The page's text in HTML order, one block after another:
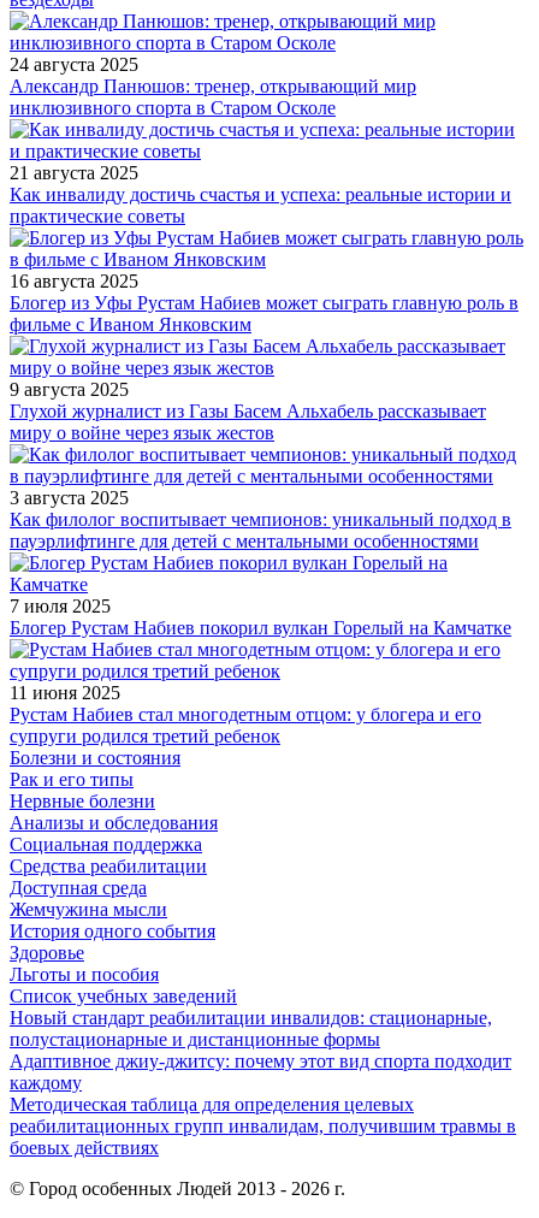
24 августа 2025
Александр Панюшов: тренер, открывающий мир
инклюзивного спорта в Старом Осколе
21 августа 2025
Как инвалиду достичь счастья и успеха: реальные истории и
практические советы
16 августа 2025
Блогер из Уфы Рустам Набиев может сыграть главную роль в
фильме с Иваном Янковским
9 августа 2025
Глухой журналист из Газы Басем Альхабель рассказывает
миру о войне через язык жестов
3 августа 2025
Как филолог воспитывает чемпионов: уникальный подход в
пауэрлифтинге для детей с ментальными особенностями
7 июля 2025
Блогер Рустам Набиев покорил вулкан Горелый на Камчатке
11 июня 2025
Рустам Набиев стал многодетным отцом: у блогера и его
супруги родился третий ребенок
Болезни и состояния
Рак и его типы
Нервные болезни
Анализы и обследования
Социальная поддержка
Средства реабилитации
Доступная среда
Жемчужина мысли
История одного события
Здоровье
Льготы и пособия
Список учебных заведений
Новый стандарт реабилитации инвалидов: стационарные,
полустационарные и дистанционные формы
Адаптивное джиу-джитсу: почему этот вид спорта подходит
каждому
Методическая таблица для определения целевых
реабилитационных групп инвалидам, получившим травмы в
боевых действиях
© Город особенных Людей 2013 - 2026 г.